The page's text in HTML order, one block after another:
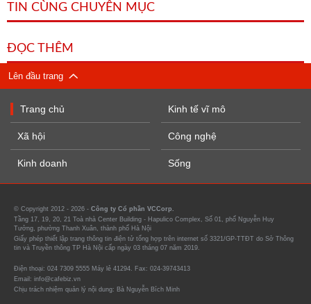
TIN CÙNG CHUYÊN MỤC
ĐỌC THÊM
Lên đầu trang
Trang chủ
Xã hội
Kinh doanh
Kinh tế vĩ mô
Công nghệ
Sống
© Copyright 2012 - 2026 - Công ty Cổ phần VCCorp.
Tầng 17, 19, 20, 21 Toà nhà Center Building - Hapulico Complex, Số 01, phố Nguyễn Huy
Tưởng, phường Thanh Xuân, thành phố Hà Nội
Giấy phép thiết lập trang thông tin điện tử tổng hợp trên internet số 3321/GP-TTĐT do Sở Thông
tin và Truyền thông TP Hà Nội cấp ngày 03 tháng 07 năm 2019.
Điện thoại: 024 7309 5555 Máy lẻ 41294. Fax: 024-39743413
Email: info@cafebiz.vn
Chịu trách nhiệm quản lý nội dung: Bà Nguyễn Bích Minh